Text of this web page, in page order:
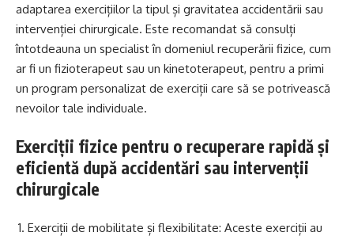
adaptarea exercițiilor la tipul și gravitatea accidentării sau
intervenției chirurgicale. Este recomandat să consulți
întotdeauna un specialist în domeniul recuperării fizice, cum
ar fi un fizioterapeut sau un kinetoterapeut, pentru a primi
un program personalizat de exerciții care să se potrivească
nevoilor tale individuale.
Exerciții fizice pentru o recuperare rapidă și
eficientă după accidentări sau intervenții
chirurgicale
Exerciții de mobilitate și flexibilitate: Aceste exerciții au